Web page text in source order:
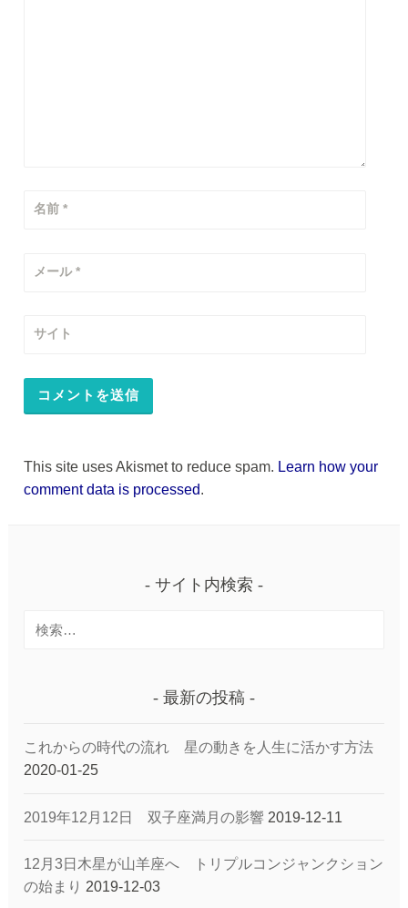
名前*
メール*
サイト
This site uses Akismet to reduce spam. Learn how your
comment data is processed.
サイト内検索
検
最新の投稿
これからの時代の流れ 星の動きを人生に活かす方法
2020-01-25
2019年12月12日 双子座満月の影響 2019-12-11
12月3日木星が山羊座へ トリプルコンジャンクション
の始まり 2019-12-03